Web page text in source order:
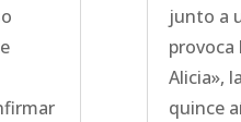
junto a
provoca
Alicia»,
quince